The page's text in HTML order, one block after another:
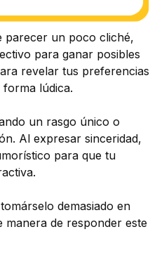
parecer un poco cliché,
para ganar posibles
revelar tus preferencias
forma lúdica.
un rasgo único o
Al expresar sinceridad,
para que tu
demasiado en
manera de responder este